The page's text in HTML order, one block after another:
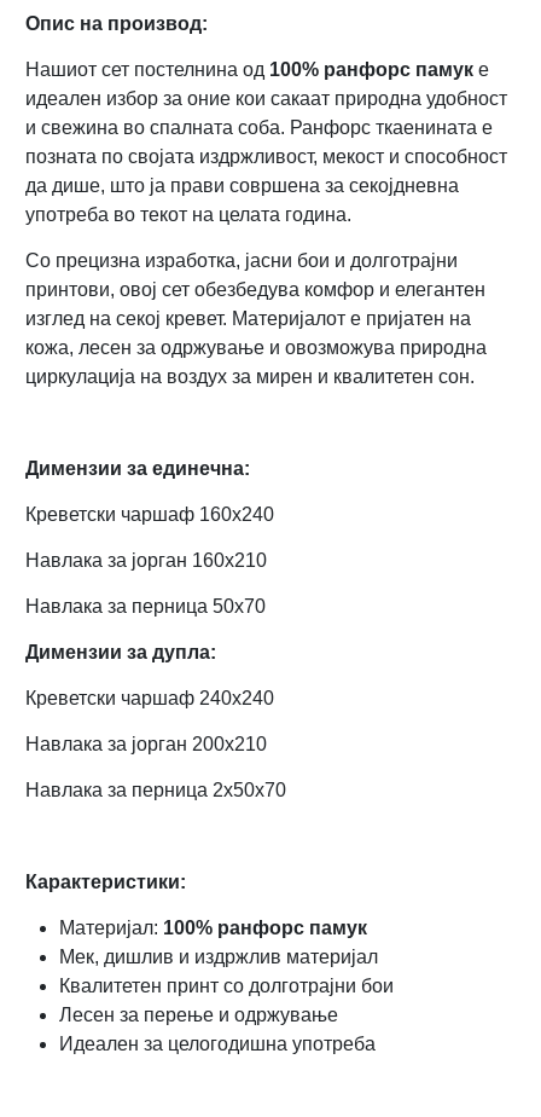
Опис на производ:
Нашиот сет постелнина од 100% ранфорс памук е
идеален избор за оние кои сакаат природна удобност
и свежина во спалната соба. Ранфорс ткаенината е
позната по својата издржливост, мекост и способност
да дише, што ја прави совршена за секојдневна
употреба во текот на целата година.
Со прецизна изработка, јасни бои и долготрајни
принтови, овој сет обезбедува комфор и елегантен
изглед на секој кревет. Материјалот е пријатен на
кожа, лесен за одржување и овозможува природна
циркулација на воздух за мирен и квалитетен сон.
Димензии за единечна:
Креветски чаршаф 160х240
Навлака за јорган 160х210
Навлака за перница 50х70
Димензии за дупла:
Креветски чаршаф 240х240
Навлака за јорган 200х210
Навлака за перница 2x50х70
Карактеристики:
Материјал: 100% ранфорс памук
Мек, дишлив и издржлив материјал
Квалитетен принт со долготрајни бои
Лесен за перење и одржување
Идеален за целогодишна употреба